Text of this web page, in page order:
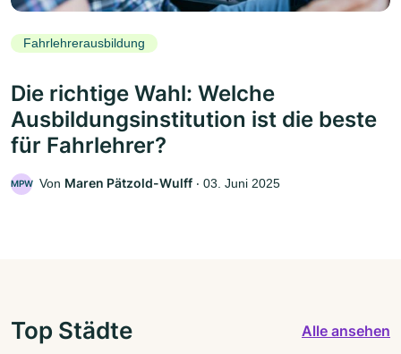
Fahrlehrerausbildung
Die richtige Wahl: Welche
Ausbildungsinstitution ist die beste
für Fahrlehrer?
MPW Von Maren Pätzold-Wulff ‧ 03. Juni 2025
Top Städte Alle ansehen